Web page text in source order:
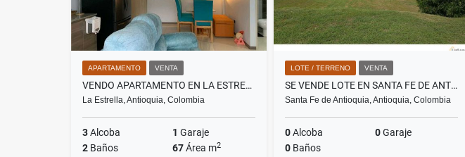
APARTAMENTO VENTA
VENDO APARTAMENTO EN LA ESTRELLA
La Estrella, Antioquia, Colombia
3Alcoba 1 Garaje
2 Baños 67Área m2
LOTE / TERRENO VENTA
SE VENDE LOTE EN SANTA FE DE ANTIOQUIA
Santa Fe de Antioquia, Antioquia, Colombia
0Alcoba 0Garaje
0 Baños